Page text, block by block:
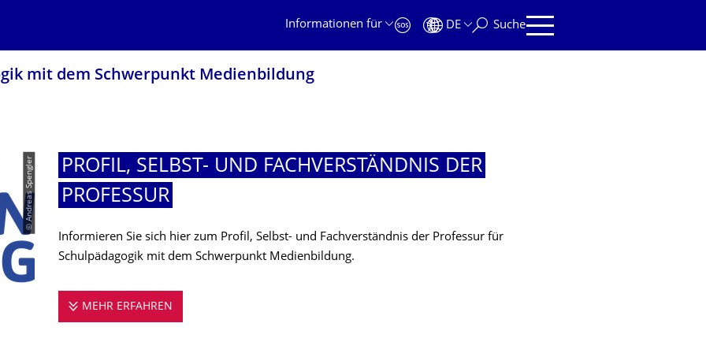
Informationen für
DE Suche
mit dem Schwerpunkt Medienbildung
© Andreas Spengler
PROFIL, SELBST- UND FACHVERSTÄNDNIS DER
PROFESSUR
Informieren Sie sich hier zum Profil, Selbst- und Fachverständnis der Professur für
Schulpädagogik mit dem Schwerpunkt Medienbildung.
MEHR ERFAHREN